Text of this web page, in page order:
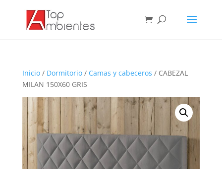
Inicio/ Dormitorio/ Camas y cabeceros / CABEZAL
MILAN 150X60 GRIS